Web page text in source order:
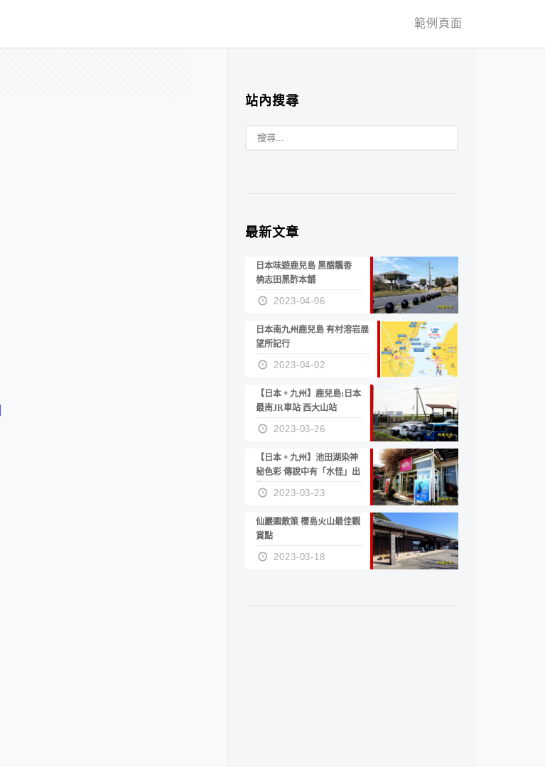
範例頁面
站內搜尋
最新文章
日本味遊鹿兒島 黑醋飄香
桷志田黑酢本舖
2023-04-06
日本南九州鹿兒島 有村溶岩展
望所記行
2023-04-02
【日本。九州】鹿兒島:日本
最南JR車站 西大山站
2023-03-26
【日本。九州】池田湖染神
秘色彩 傳說中有「水怪」出
沒
2023-03-23
仙巖園散策 櫻島火山最佳觀
賞點
2023-03-18